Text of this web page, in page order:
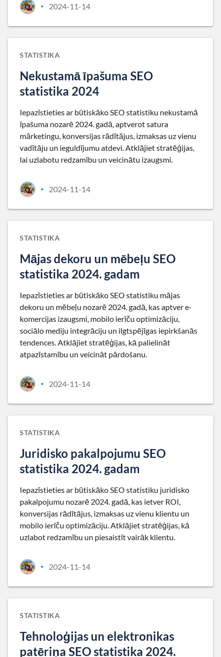
• 2024-11-14
STATISTIKA
Nekustamā īpašuma SEO
statistika 2024
Iepazīstieties ar būtiskāko SEO statistiku nekustamā
īpašuma nozarē 2024. gadā, aptverot satura
mārketingu, konversijas rādītājus, izmaksas uz vienu
vadītāju un ieguldījumu atdevi. Atklājiet stratēģijas,
lai uzlabotu redzamību un veicinātu izaugsmi.
• 2024-11-14
STATISTIKA
Mājas dekoru un mēbeļu SEO
statistika 2024. gadam
Iepazīstieties ar būtiskāko SEO statistiku mājas
dekoru un mēbeļu nozarē 2024. gadā, kas aptver e-
komercijas izaugsmi, mobilo ierīču optimizāciju,
sociālo mediju integrāciju un ilgtspējīgas iepirkšanās
tendences. Atklājiet stratēģijas, kā palielināt
atpazīstamību un veicināt pārdošanu.
• 2024-11-14
STATISTIKA
Juridisko pakalpojumu SEO
statistika 2024. gadam
Iepazīstieties ar būtiskāko SEO statistiku juridisko
pakalpojumu nozarē 2024. gadā, kas ietver ROI,
konversijas rādītājus, izmaksas uz vienu klientu un
mobilo ierīču optimizāciju. Atklājiet stratēģijas, kā
uzlabot redzamību un piesaistīt vairāk klientu.
• 2024-11-14
STATISTIKA
Tehnoloģijas un elektronikas
patēriņa SEO statistika 2024.